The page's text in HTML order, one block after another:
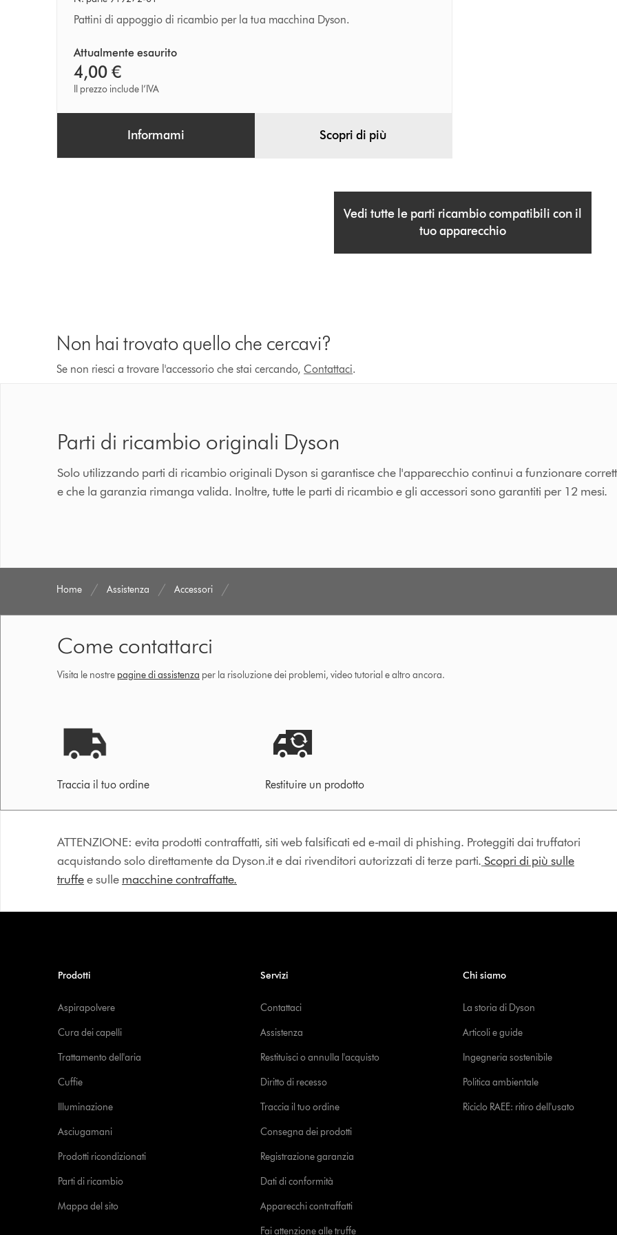
Pattini di appoggio di ricambio per la tua macchina Dyson.
Attualmente esaurito
4,00 €
Il prezzo include l’IVA
Informami Scopri di più
Vedi tutte le parti ricambio compatibili con il
tuo apparecchio
Non hai trovato quello che cercavi?
Se non riesci a trovare l'accessorio che stai cercando,Contattaci.
Parti di ricambio originali Dyson
Solo utilizzando parti di ricambio originali Dyson si garantisce che l'apparecchio continui a funzionare
e che la garanzia rimanga valida. Inoltre, tutte le parti di ricambio e gli accessori sono garantiti per 12 mesi.
Home Assistenza Accessori
Come contattarci
Visita le nostre pagine di assistenza per la risoluzione dei problemi, video tutorial e altro ancora.
Traccia il tuo ordine Restituire un prodotto
ATTENZIONE: evita prodotti contraffatti, siti web falsificati ed e-mail di phishing. Proteggiti dai truffatori
acquistando solo direttamente da Dyson.it e dai rivenditori autorizzati di terze parti. Scopri di più sulle
truffee sulle macchine contraffatte.
Prodotti
Aspirapolvere
Cura dei capelli
Trattamento dell'aria
Cuffie
Illuminazione
Asciugamani
Prodotti ricondizionati
Parti di ricambio
Mappa del sito
Servizi
Contattaci
Assistenza
Restituisci o annulla l'acquisto
Diritto di recesso
Traccia il tuo ordine
Consegna dei prodotti
Registrazione garanzia
Dati di conformità
Apparecchi contraffatti
Fai attenzione alle truffe
Chi siamo
La storia di Dyson
Articoli e guide
Ingegneria sostenibile
Politica ambientale
Riciclo RAEE: ritiro dell'usato